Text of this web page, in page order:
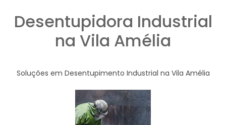
Desentupidora Industrial
na Vila Amélia
Soluções em Desentupimento Industrial na Vila Amélia